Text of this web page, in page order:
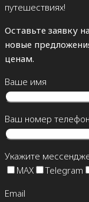
путешествиях!
Оставьте заявку
новые
ценам.
Ваше имя
Ваш номер
Укажите
MAX
Telegram
Email